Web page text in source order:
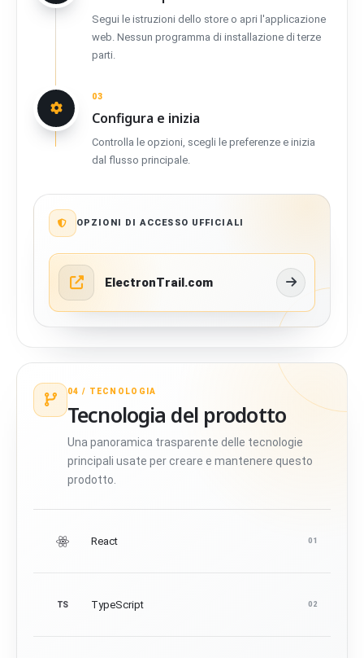
Segui le istruzioni dello store o apri l'applicazione
web. Nessun programma di installazione di terze
parti.
03
Configura e inizia
Controlla le opzioni, scegli le preferenze e inizia
dal flusso principale.
OPZIONI DI ACCESSO UFFICIALI
ElectronTrail.com
04 / TECNOLOGIA
Tecnologia del prodotto
Una panoramica trasparente delle tecnologie
principali usate per creare e mantenere questo
prodotto.
React 01
TS TypeScript 02